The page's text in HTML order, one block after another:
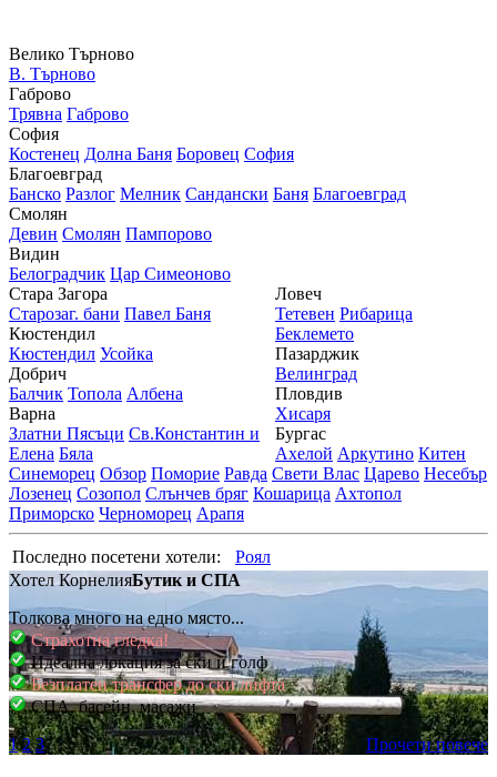
Велико Търново
В. Търново
Габрово
Трявна Габрово
София
Костенец Долна Баня Боровец София
Благоевград
Банско Разлог Мелник Сандански Баня Благоевград
Смолян
Девин Смолян Пампорово
Видин
Белоградчик Цар Симеоново
Стара Загора
Старозаг. бани Павел Баня
Кюстендил
Кюстендил Усойка
Добрич
Балчик Топола Албена
Варна
Златни Пясъци Св.Константин и
Елена Бяла
Ловеч
Тетевен Рибарица
Беклемето
Пазарджик
Велинград
Пловдив
Хисаря
Бургас
Ахелой Аркутино Китен
Синеморец Обзор Поморие Равда Свети Влас Царево Несебър
Лозенец Созопол Слънчев бряг Кошарица Ахтопол
Приморско Черноморец Арапя
Последно посетени хотели:
Роял
Хотел КорнелияБутик и СПА
Толкова много на едно място...
Страхотна гледка!
Идеална локация за ски и голф
Безплатен трансфер до ски лифта
СПА, басейн, масажи
Прочети повече
1 2 3